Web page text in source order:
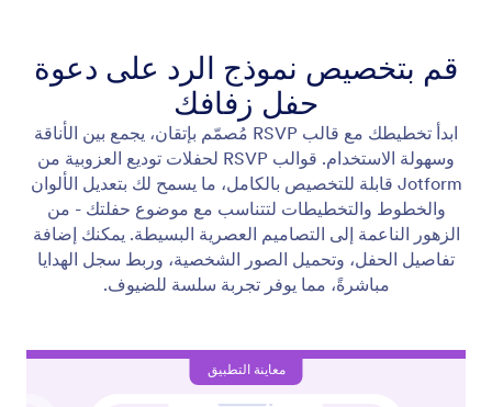
قم بتخصيص نموذج الرد على دعوة
حفل زفافك
ابدأ تخطيطك مع قالب RSVP مُصمّم بإتقان، يجمع بين الأناقة
وسهولة الاستخدام. قوالب RSVP لحفلات توديع العزوبية من
Jotform قابلة للتخصيص بالكامل، ما يسمح لك بتعديل الألوان
والخطوط والتخطيطات لتتناسب مع موضوع حفلتك - من
الزهور الناعمة إلى التصاميم العصرية البسيطة. يمكنك إضافة
تفاصيل الحفل، وتحميل الصور الشخصية، وربط سجل الهدايا
مباشرةً، مما يوفر تجربة سلسة للضيوف.